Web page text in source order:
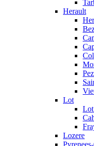
Herault
Lot
Lot
Lozere